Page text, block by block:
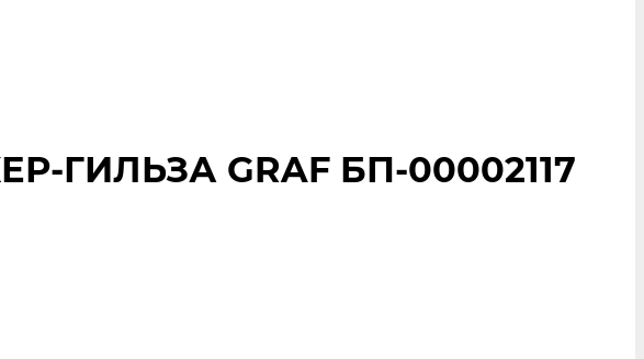
ГИЛЬЗА GRAF БП-00002117